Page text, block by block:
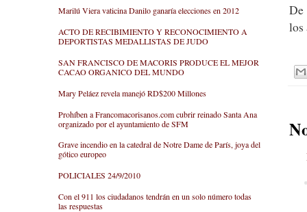
De
los
Marilú Viera vaticina Danilo ganaría elecciones en 2012
ACTO DE RECIBIMIENTO Y RECONOCIMIENTO A
DEPORTISTAS MEDALLISTAS DE JUDO
SAN FRANCISCO DE MACORIS PRODUCE EL MEJOR
CACAO ORGANICO DEL MUNDO
Mary Peláez revela manejó RD$200 Millones
Prohíben a Francomacorisanos.com cubrir reinado Santa Ana
organizado por el ayuntamiento de SFM
Grave incendio en la catedral de Notre Dame de París, joya del
gótico europeo
POLICIALES 24/9/2010
Con el 911 los ciudadanos tendrán en un solo número todas
las respuestas